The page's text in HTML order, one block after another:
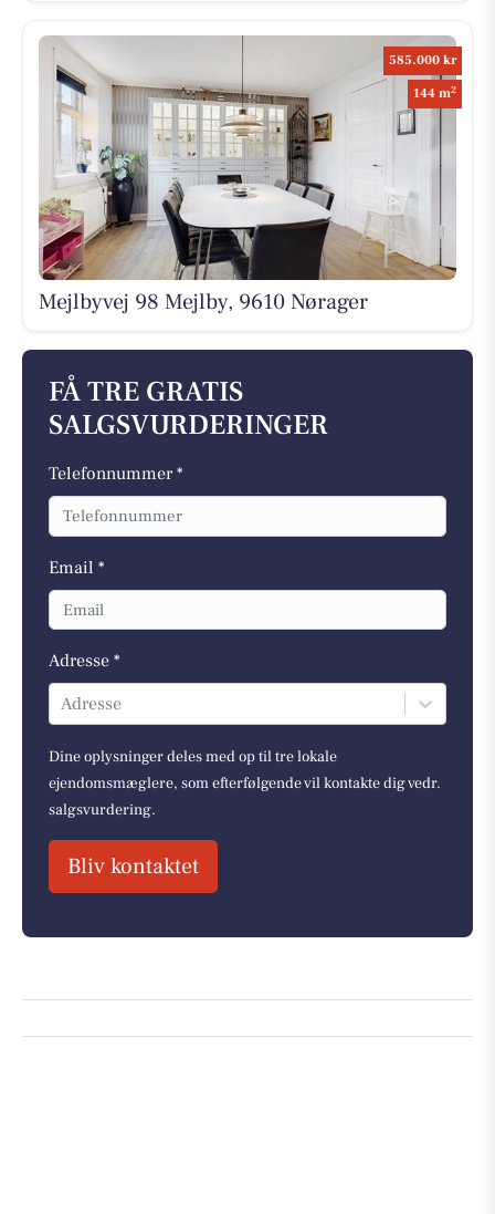
585.000 kr
144 m2
Mejlbyvej 98 Mejlby, 9610 Nørager
FÅ TRE GRATIS
SALGSVURDERINGER
Telefonnummer *
Email *
Adresse *
Adresse
Dine oplysninger deles med op til tre lokale
ejendomsmæglere, som efterfølgende vil kontakte dig vedr.
salgsvurdering.
Bliv kontaktet